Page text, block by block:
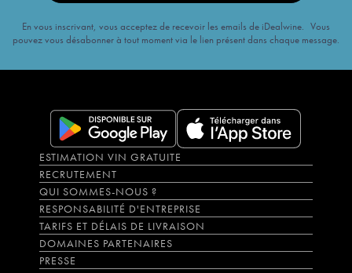
En vous inscrivant, vous acceptez de recevoir les emails de iDealwine. Vous
pouvez vous désabonner à tout moment via le lien présent dans chaque message.
ESTIMATION VIN GRATUITE
RECRUTEMENT
QUI SOMMES-NOUS ?
RESPONSABILITÉ D'ENTREPRISE
TARIFS ET DÉLAIS DE LIVRAISON
DOMAINES PARTENAIRES
PRESSE